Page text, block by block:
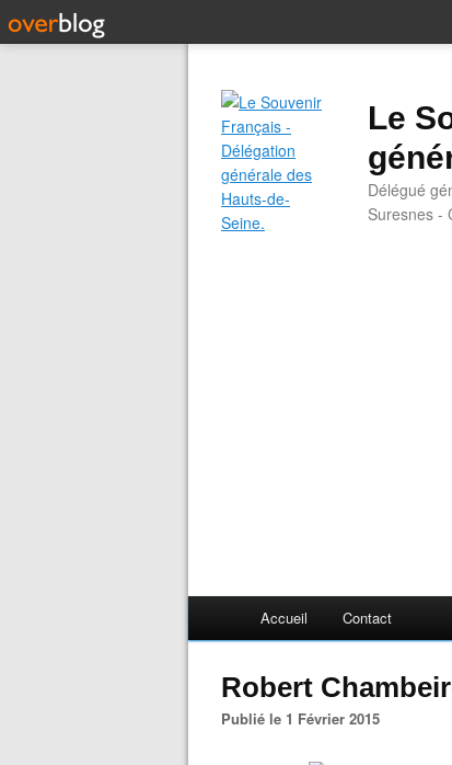
Le
Délégué
Suresnes -
Accueil Contact
Robert
Publié le 1 Février 2015